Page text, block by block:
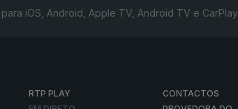
iOS, Android, Apple TV, Android TV e CarPlay
RTP PLAY
CONTACTOS